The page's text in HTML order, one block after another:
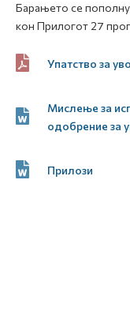
Барањето се
кон Прилогот 27
Упатство за
Мислење за
одобрение за
Прилози